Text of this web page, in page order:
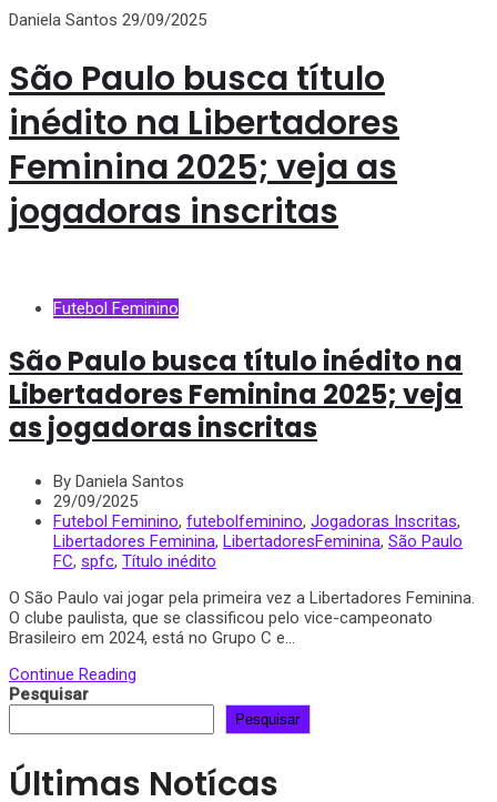
Daniela Santos 29/09/2025
São Paulo busca título
inédito na Libertadores
Feminina 2025; veja as
jogadoras inscritas
Futebol Feminino
São Paulo busca título inédito na
Libertadores Feminina 2025; veja
as jogadoras inscritas
By Daniela Santos
29/09/2025
Futebol Feminino, futebolfeminino, Jogadoras Inscritas,
Libertadores Feminina, LibertadoresFeminina, São Paulo
FC, spfc, Título inédito
O São Paulo vai jogar pela primeira vez a Libertadores Feminina.
O clube paulista, que se classificou pelo vice-campeonato
Brasileiro em 2024, está no Grupo C e...
Continue Reading
Pesquisar
Pesquisar
Últimas Notícas